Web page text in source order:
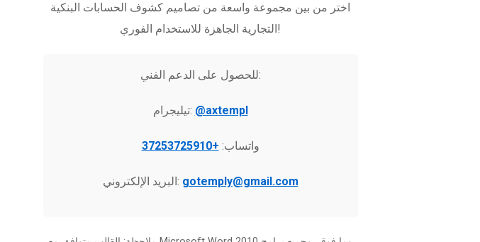
اختر من بين مجموعة واسعة من تصاميم كشوف الحسابات البنكية
التجارية الجاهزة للاستخدام الفوري!
للحصول على الدعم الفني:
تيليجرام: @axtempl
واتساب: +37253725910
البريد الإلكتروني: gotemply@gmail.com